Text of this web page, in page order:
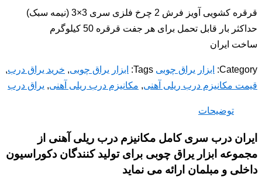
قرقره کشویی آویز فرش 2 چرخ فلزی سری 3×3 (نیمه سبک)
حداکثر بار قابل تحمل برای هر جفت قرقره 50 کیلوگرم
ساخت ایران
Category: ابزار یراق چوبی Tags: ابزار یراق چوبی, خرید یراق درب,
قیمت مکانیزم درب ریلی آهنی, مکانیزم درب ریلی آهنی, یراق درب
توضیحات
ایران درب سری کامل مکانیزم درب ریلی آهنی از
مجموعه ابزار یراق چوبی برای تولید کنندگان دکوراسیون
داخلی و مبلمان ارائه می نماید